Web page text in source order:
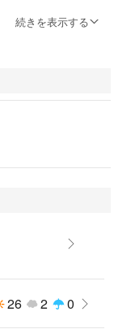
続きを表示する
26 2 0